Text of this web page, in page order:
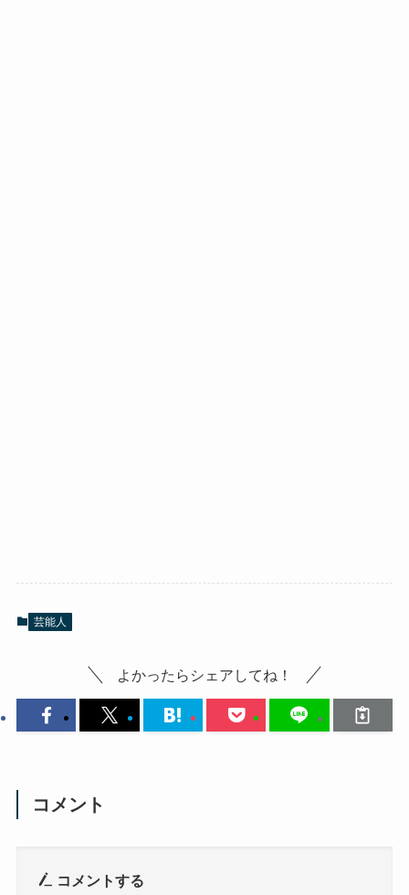
芸能人
よかったらシェアしてね！
コメント
コメントする